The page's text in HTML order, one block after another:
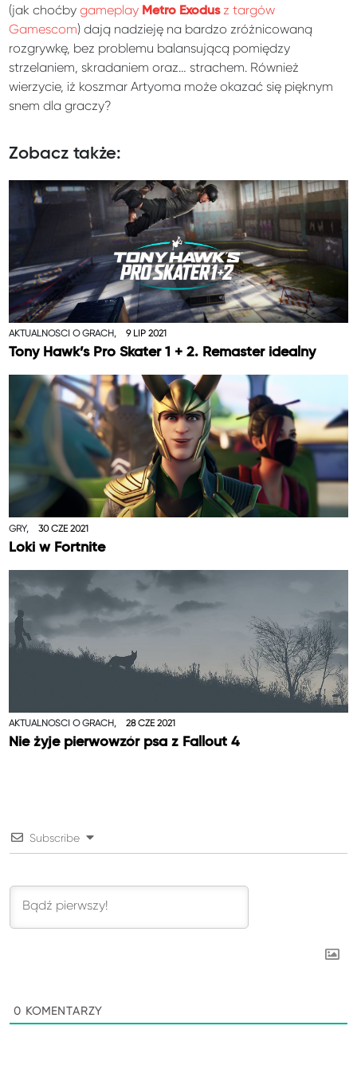
(jak choćbygameplay Metro Exodusz targów
Gamescom) dają nadzieję na bardzo zróżnicowaną
rozgrywkę, bez problemu balansującą pomiędzy
strzelaniem, skradaniem oraz… strachem. Również
wierzycie, iż koszmar Artyoma może okazać się pięknym
snem dla graczy?
Zobacz także:
AKTUALNOŚCI O GRACH, 9 LIP 2021
Tony Hawk’s Pro Skater 1 + 2. Remaster idealny
GRY, 30 CZE 2021
Loki w Fortnite
AKTUALNOŚCI O GRACH, 28 CZE 2021
Nie żyje pierwowzór psa z Fallout 4
Subscribe
0 KOMENTARZY